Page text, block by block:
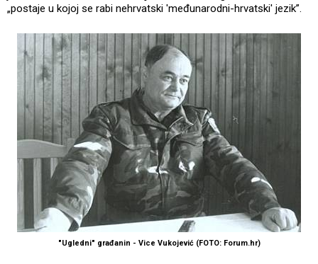
„postaje u kojoj se rabi nehrvatski 'međunarodni-hrvatski' jezik”.
"Ugledni" građanin - Vice Vukojević (FOTO: Forum.hr)